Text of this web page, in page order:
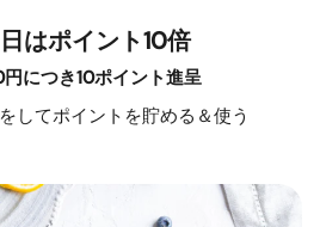
はポイント10倍
につき10ポイント進呈
してポイントを貯める＆使う